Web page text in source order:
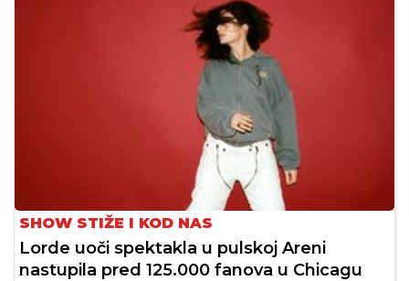
SHOW STIŽE I KOD NAS
Lorde uoči spektakla u pulskoj Areni
nastupila pred 125.000 fanova u Chicagu